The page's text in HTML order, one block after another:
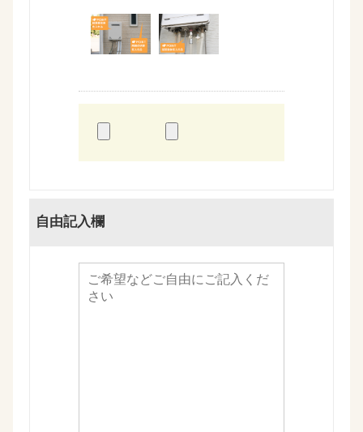
自由記入欄